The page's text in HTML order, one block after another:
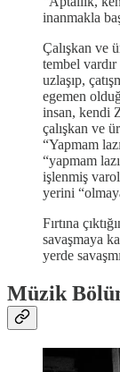
inanmakla
Çalışkan ve
tembel
uzlaşıp,
egemen
insan, kendi
çalışkan ve
“Yapmam
“yapmam
işlenmiş
yerini
Fırtına
savaşmaya
yerde
Müzik